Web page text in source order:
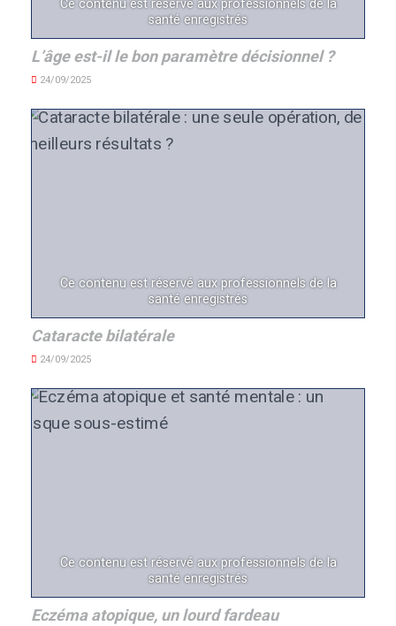
Ce contenu est réservé aux professionnels de la
santé enregistrés
L’âge est-il le bon paramètre décisionnel ?
24/09/2025
Ce contenu est réservé aux professionnels de la
santé enregistrés
Cataracte bilatérale
24/09/2025
Ce contenu est réservé aux professionnels de la
santé enregistrés
Eczéma atopique, un lourd fardeau